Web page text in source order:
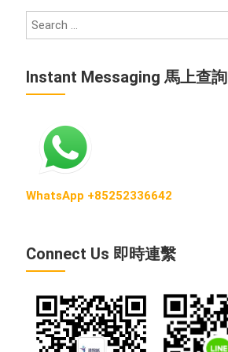
Instant Messaging 馬上查詢
WhatsApp +85252336642
Connect Us 即時連繫